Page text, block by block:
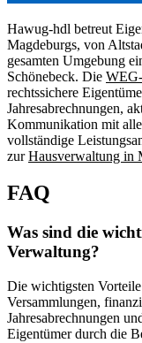
Hawug-hdl betreut
Magdeburgs, von
gesamten Umgebung
Schönebeck. Die
rechtssichere
Jahresabrechnungen,
Kommunikation mit
vollständige
zurHausverwaltung in
FAQ
Was sind die
Verwaltung?
Die wichtigsten
Versammlungen,
Jahresabrechnungen
Eigentümer durch die